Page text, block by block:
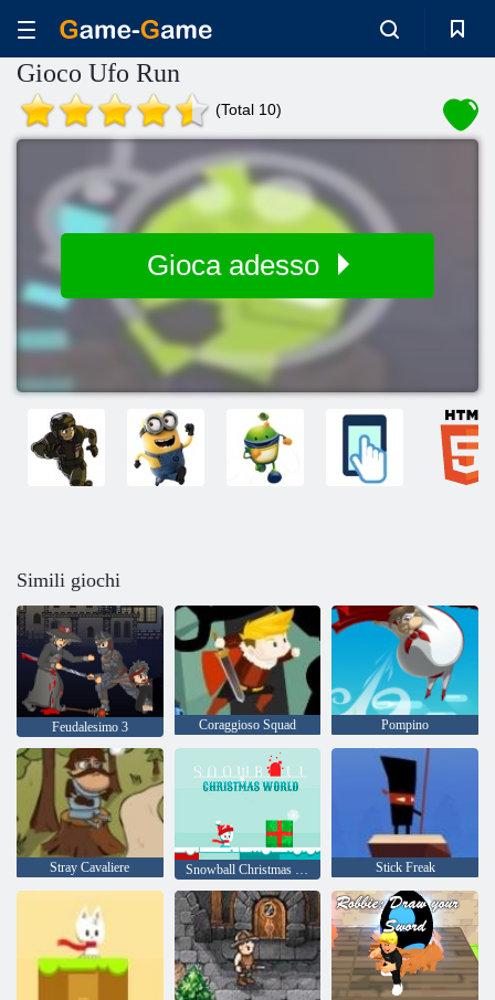
Gioco Ufo Run
(Total 10)
Gioca adesso
Simili giochi
Feudalesimo 3 Coraggioso Squad Pompino
Stray Cavaliere Stick Freak